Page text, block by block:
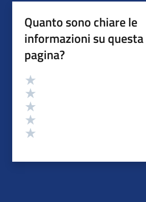
Quanto sono chiare le
informazioni su questa
pagina?
Valutazione